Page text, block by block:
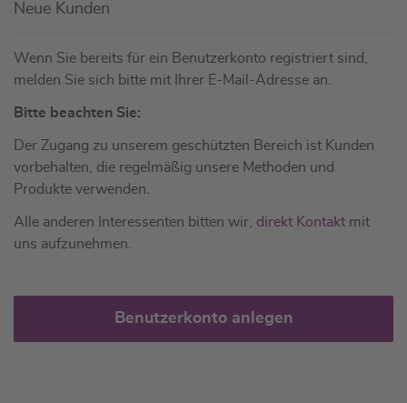
Neue Kunden
Wenn Sie bereits für ein Benutzerkonto registriert sind,
melden Sie sich bitte mit Ihrer E-Mail-Adresse an.
Bitte beachten Sie:
Der Zugang zu unserem geschützten Bereich ist Kunden
vorbehalten, die regelmäßig unsere Methoden und
Produkte verwenden.
Alle anderen Interessenten bitten wir, direkt Kontakt mit
uns aufzunehmen.
Benutzerkonto anlegen